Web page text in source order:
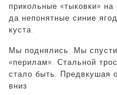
прикольные «тыковки»
да непонятные синие
куста.
Мы поднялись. Мы
«перилам». Стальной
стало быть. Предвкушая
вниз.